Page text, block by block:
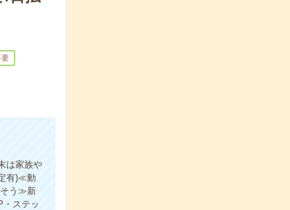
要
は家族や
有)≪動
そう≫新
・ステッ